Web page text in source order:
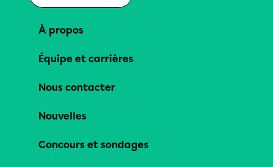
À propos
Équipe et carrières
Nous contacter
Nouvelles
Concours et sondages